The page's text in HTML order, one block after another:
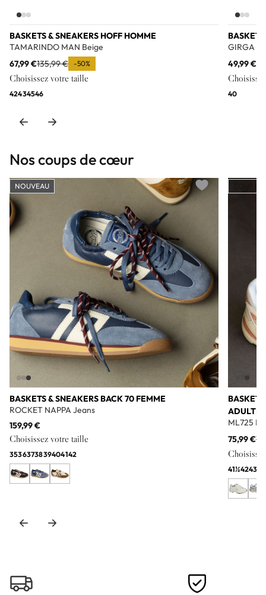
BASKETS & SNEAKERS HOFF HOMME
TAMARINDO MAN Beige
67,99 €135,99 € -50%
Choisissez votre taille
42434546
GIRGA
49,99 €
40
Nos coups de cœur
BASKETS & SNEAKERS BACK 70 FEMME
ROCKET NAPPA Jeans
159,99 €
Choisissez votre taille
3536373839404142
NOUVEAU
Add to wishlist
ADULTE
ML725
75,99 €
41½4243